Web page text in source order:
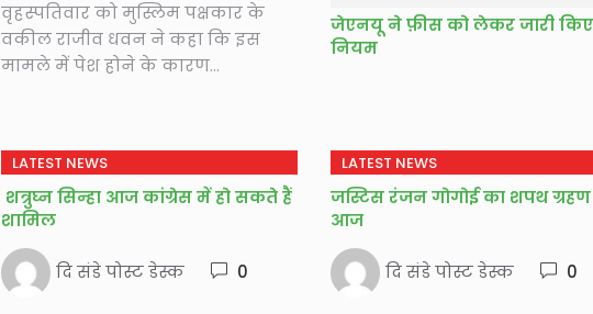
वृहस्पतिवार को मुस्लिम पक्षकार के
वकील राजीव धवन ने कहा कि इस
मामले में पेश होने के कारण...
जेएनयू ने फ़ीस को लेकर जारी
नियम
LATEST NEWS
शत्रुघ्न सिन्हा आज कांग्रेस में हो सकते हैं
शामिल
दि संडे पोस्ट डेस्क 0
LATEST NEWS
जस्टिस रंजन गोगोई का शपथ ग्रहण
आज
दि संडे पोस्ट डेस्क 0